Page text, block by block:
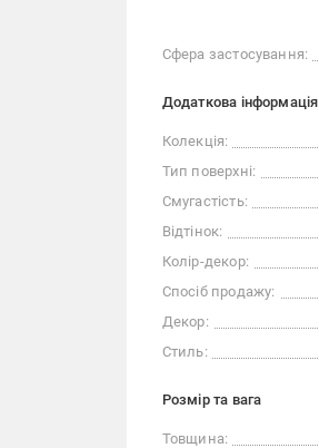
Сфера застосування:
Додаткова інформація
Колекція:
Тип поверхні:
Смугастість:
Відтінок:
Колір-декор:
Спосіб продажу:
Декор:
Стиль:
Розмір та вага
Товщина: